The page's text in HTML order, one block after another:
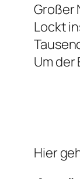
Großer
Lockt
Um
Hier